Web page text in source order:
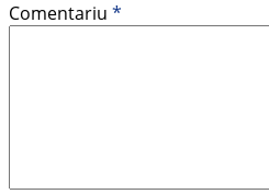
Comentariu *